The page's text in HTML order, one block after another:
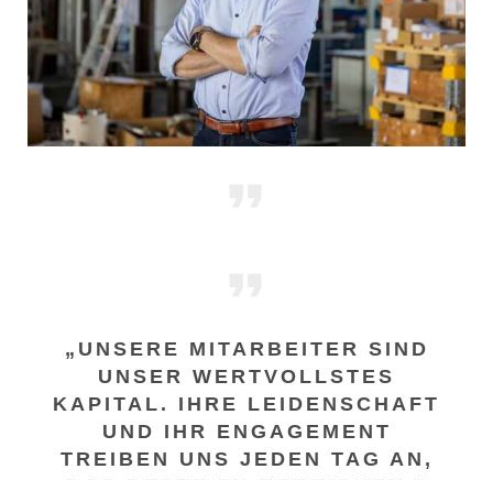
„UNSERE MITARBEITER SIND
UNSER WERTVOLLSTES
KAPITAL. IHRE LEIDENSCHAFT
UND IHR ENGAGEMENT
TREIBEN UNS JEDEN TAG AN,